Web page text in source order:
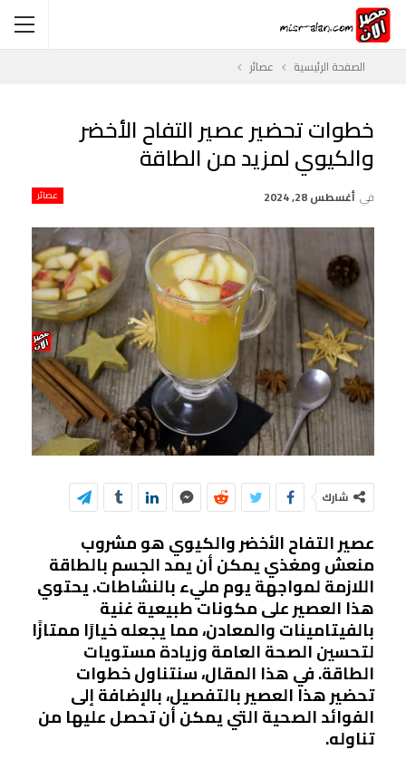
الصفحة الرئيسية عصائر
خطوات تحضير عصير التفاح الأخضر
والكيوي لمزيد من الطاقة
عصائر في أغسطس 28, 2024
شارك
عصير التفاح الأخضر والكيوي هو مشروب
منعش ومغذي يمكن أن يمد الجسم بالطاقة
اللازمة لمواجهة يوم مليء بالنشاطات. يحتوي
هذا العصير على مكونات طبيعية غنية
بالفيتامينات والمعادن، مما يجعله خيارًا ممتازًا
لتحسين الصحة العامة وزيادة مستويات
الطاقة. في هذا المقال، سنتناول خطوات
تحضير هذا العصير بالتفصيل، بالإضافة إلى
الفوائد الصحية التي يمكن أن تحصل عليها من
تناوله.